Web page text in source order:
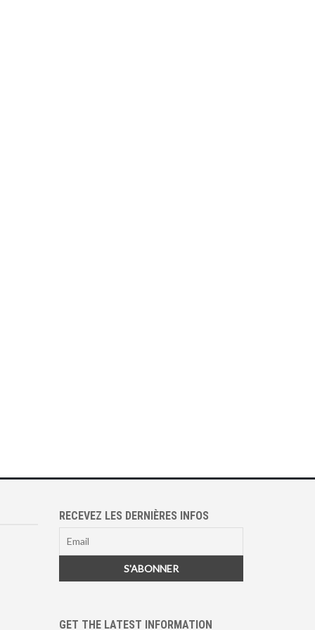
RECEVEZ LES DERNIÈRES INFOS
GET THE LATEST INFORMATION